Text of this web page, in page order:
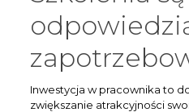
Inwestycja w pracownika to
zwiększanie atrakcyjności